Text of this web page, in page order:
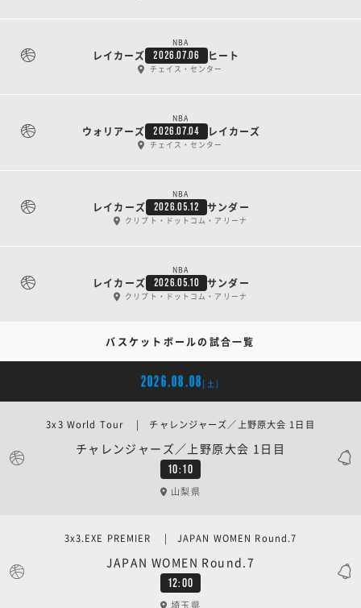
NBA
レイカーズ 2026.07.06 ヒート
チェイス・センター
NBA
ウォリアーズ 2026.07.04 レイカーズ
チェイス・センター
NBA
レイカーズ 2026.05.12 サンダー
クリプト・ドットコム・アリーナ
NBA
レイカーズ 2026.05.10 サンダー
クリプト・ドットコム・アリーナ
バスケットボールの試合一覧
2026.08.08 [土]
10:10
チャレンジャーズ／上野原大会 1日目
3x3 World Tour | チャレンジャーズ／上野原大会 1日目
山梨県
12:00
JAPAN WOMEN Round.7
3x3.EXE PREMIER | JAPAN WOMEN Round.7
埼玉県